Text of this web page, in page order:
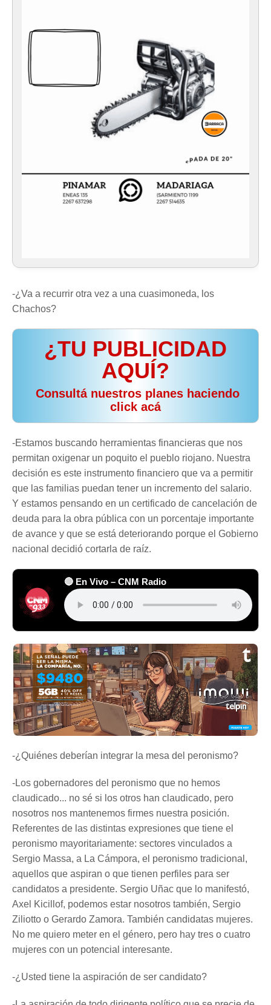
-¿Va a recurrir otra vez a una cuasimoneda, los
Chachos?
¿TU PUBLICIDAD
AQUÍ?
️ Consultá nuestros planes haciendo
click acá
-Estamos buscando herramientas financieras que nos
permitan oxigenar un poquito el pueblo riojano. Nuestra
decisión es este instrumento financiero que va a permitir
que las familias puedan tener un incremento del salario.
Y estamos pensando en un certificado de cancelación de
deuda para la obra pública con un porcentaje importante
de avance y que se está deteriorando porque el Gobierno
nacional decidió cortarla de raíz.
🔴 En Vivo – CNM Radio
-¿Quiénes deberían integrar la mesa del peronismo?
-Los gobernadores del peronismo que no hemos
claudicado... no sé si los otros han claudicado, pero
nosotros nos mantenemos firmes nuestra posición.
Referentes de las distintas expresiones que tiene el
peronismo mayoritariamente: sectores vinculados a
Sergio Massa, a La Cámpora, el peronismo tradicional,
aquellos que aspiran o que tienen perfiles para ser
candidatos a presidente. Sergio Uñac que lo manifestó,
Axel Kicillof, podemos estar nosotros también, Sergio
Ziliotto o Gerardo Zamora. También candidatas mujeres.
No me quiero meter en el género, pero hay tres o cuatro
mujeres con un potencial interesante.
-¿Usted tiene la aspiración de ser candidato?